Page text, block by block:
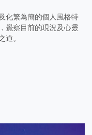
化繁為簡的個人風格特
覺察目前的現況及心靈
道。